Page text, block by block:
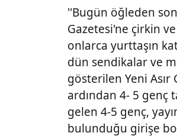
''Bugün öğleden
Gazetesi'ne çirkin
onlarca yurttaşın
dün sendikalar ve
gösterilen Yeni
ardından 4- 5 genç
gelen 4-5 genç,
bulunduğu girişe